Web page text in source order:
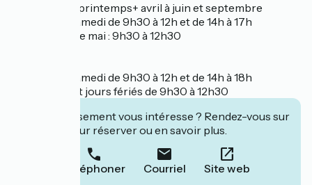
Vacances de printemps+ avril à juin et septembre
Du lundi au samedi de 9h30 à 12h et de 14h à 17h
Jours fériés de mai : 9h30 à 12h30
Du lundi au samedi de 9h30 à 12h et de 14h à 18h
Dimanches et jours fériés de 9h30 à 12h30
Cet établissement vous intéresse ? Rendez-vous sur
leur site pour réserver ou en savoir plus.
Téléphoner Courriel Site web